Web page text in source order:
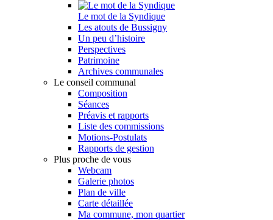
Le mot de la Syndique
Les atouts de Bussigny
Un peu d’histoire
Perspectives
Patrimoine
Archives communales
Le conseil communal
Composition
Séances
Préavis et rapports
Liste des commissions
Motions-Postulats
Rapports de gestion
Plus proche de vous
Webcam
Galerie photos
Plan de ville
Carte détaillée
Ma commune, mon quartier